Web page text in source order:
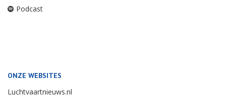
Podcast
ONZE WEBSITES
Luchtvaartnieuws.nl